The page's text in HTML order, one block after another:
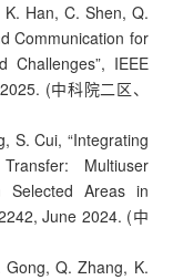
Han, C. Shen, Q.
Communication for
Challenges”, IEEE
(中科院二区、
S. Cui, “Integrating
Multiuser
Selected Areas in
June 2024. (中
Q. Zhang, K.